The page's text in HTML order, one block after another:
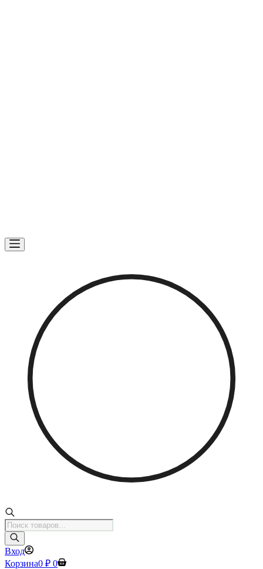
Поиск
товаров
Вход
Корзина0 ₽ 0